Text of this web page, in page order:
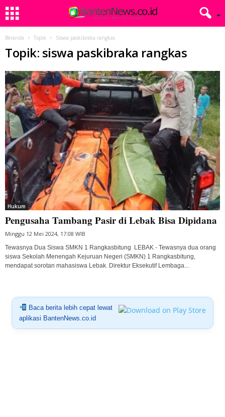
Beranda Topik Siswa paskibraka rangkas
Topik: siswa paskibraka rangkas
Hukum
Pengusaha Tambang Pasir di Lebak Bisa Dipidana
Minggu 12 Mei 2024, 17:08 WIB
Tewasnya Dua Siswa SMKN 1 Rangkasbitung LEBAK - Tewasnya dua orang
siswa Sekolah Menengah Kejuruan Negeri (SMKN) 1 Rangkasbitung,
mendapat sorotan mahasiswa Lebak. Direktur Eksekutif Lembaga...
Baca berita lebih cepat lewat
aplikasi BantenNews.co.id